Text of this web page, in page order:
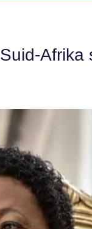
Afrika